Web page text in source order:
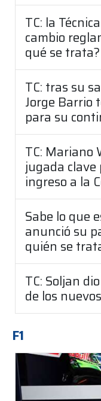
TC: la
cambio
qué se trata?
TC: tras su
Jorge Barrio
para su
TC: Mariano
jugada
ingreso a la
Sabe lo que
anunció su
quién se
TC: Soljan
de los
F1